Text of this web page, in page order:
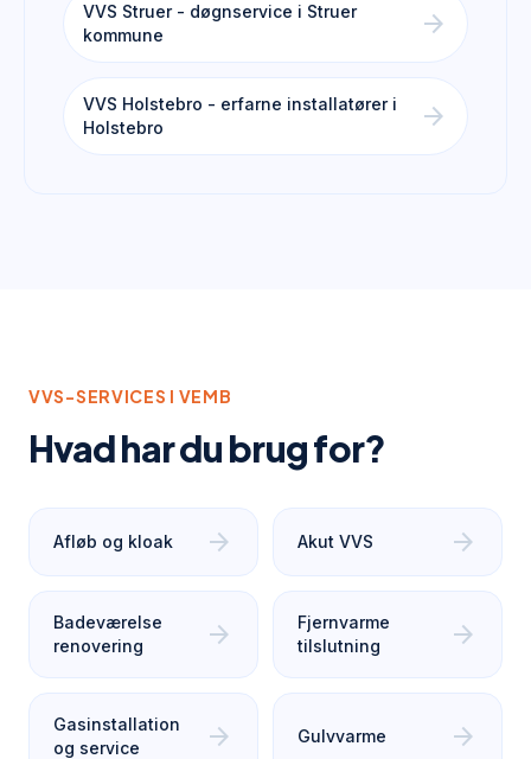
VVS Struer - døgnservice i Struer
kommune
arrow_forward
VVS Holstebro - erfarne installatører i
Holstebro
arrow_forward
VVS-SERVICES I VEMB
Hvad har du brug for?
Afløb og kloak arrow_forward Akut VVS arrow_forward
Badeværelse
renovering
arrow_forward
Fjernvarme
tilslutning
arrow_forward
Gasinstallation
og service
arrow_forward Gulvvarme arrow_forward